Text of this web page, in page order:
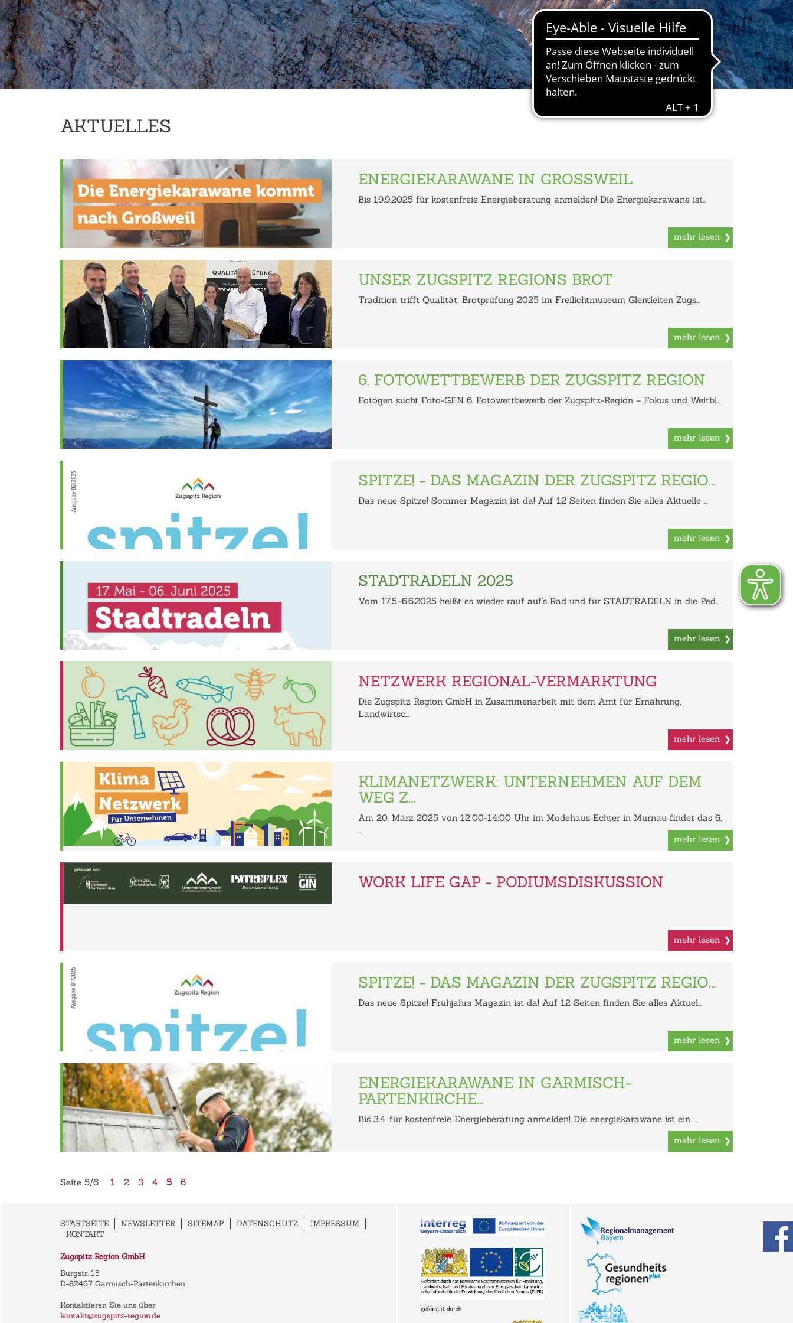
AKTUELLES
mehr lesen
ENERGIEKARAWANE IN GROSSWEIL
Bis 19.9.2025 für kostenfreie Energieberatung anmelden! Die Energiekarawane ist...
mehr lesen
UNSER ZUGSPITZ REGIONS BROT
Tradition trifft Qualität: Brotprüfung 2025 im Freilichtmuseum Glentleiten Zugs...
mehr lesen
6. FOTOWETTBEWERB DER ZUGSPITZ REGION
Fotogen sucht Foto-GEN 6. Fotowettbewerb der Zugspitz-Region – Fokus und Weitbl...
mehr lesen
SPITZE! - DAS MAGAZIN DER ZUGSPITZ REGIO...
Das neue Spitze! Sommer Magazin ist da! Auf 12 Seiten finden Sie alles Aktuelle ...
mehr lesen
STADTRADELN 2025
Vom 17.5.-6.6.2025 heißt es wieder rauf auf's Rad und für STADTRADELN in die Ped...
mehr lesen
NETZWERK REGIONAL-VERMARKTUNG
Die Zugspitz Region GmbH in Zusammenarbeit mit dem Amt für Ernährung,
Landwirtsc...
mehr lesen
KLIMANETZWERK: UNTERNEHMEN AUF DEM
WEG Z...
Am 20. März 2025 von 12:00-14:00 Uhr im Modehaus Echter in Murnau findet das 6.
...
mehr lesen
WORK LIFE GAP - PODIUMSDISKUSSION
mehr lesen
SPITZE! - DAS MAGAZIN DER ZUGSPITZ REGIO...
Das neue Spitze! Frühjahrs Magazin ist da! Auf 12 Seiten finden Sie alles Aktuel...
mehr lesen
ENERGIEKARAWANE IN GARMISCH-
PARTENKIRCHE...
Bis 3.4. für kostenfreie Energieberatung anmelden! Die energiekarawane ist ein ...
Seite 5/6 1 2 3 4 5 6
STARTSEITE NEWSLETTER SITEMAP DATENSCHUTZ
IMPRESSUM
KONTAKT
Zugspitz Region GmbH
Burgstr. 15
D-82467 Garmisch-Partenkirchen
Kontaktieren Sie uns über
kontakt@zugspitz-region.de